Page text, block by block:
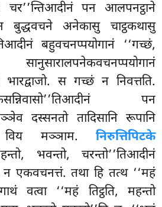
पन आलपनट्ठाने
अनेकासु चाट्ठकथासु
बहुवचनप्पयोगानं ‘‘गच्छं,
भारद्वाजो. स गच्छं न निवत्तति.
पन
दस्सनतो तादिसानि रूपानि
विय मञ्ञाम. निरुत्तिपिटके
भवन्तो, चरन्तो’’तिआदीनं
एकवचनत्तं. तथा हि तत्थ ‘‘महं
वत्वा ‘‘महं तिट्ठति, महन्तो